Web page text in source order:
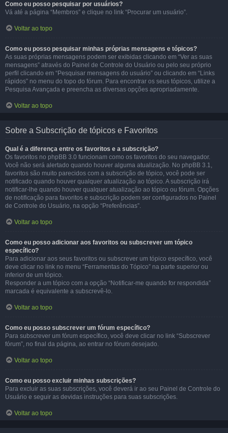
Como eu posso pesquisar por usuários?
Vá até a página “Membros” e clique no link “Procurar um usuário”.
Voltar ao topo
Como eu posso pesquisar minhas próprias mensagens e tópicos?
As suas próprias mensagens podem ser exibidas clicando em “Ver as suas
mensagens” através do Painel de Controle do Usuário ou pelo seu próprio
perfil clicando em “Pesquisar mensagens do usuário” ou clicando em “Links
rápidos” no menu do topo do fórum. Para encontrar os seus tópicos, utilize a
Pesquisa Avançada e preencha as diversas opções apropriadamente.
Voltar ao topo
Sobre a Subscrição de tópicos e Favoritos
Qual é a diferença entre os favoritos e a subscrição?
Os favoritos no phpBB 3.0 funcionam como os favoritos do seu navegador.
Você não será alertado quando houver alguma atualização. No phpBB 3.1,
favoritos são muito parecidos com a subscrição de tópico, você pode ser
notificado quando houver qualquer atualização ao tópico. A subscrição irá
notificar-lhe quando houver qualquer atualização ao tópico ou fórum. Opções
de notificação para favoritos e subscrição podem ser configurados no Painel
de Controle do Usuário, na opção “Preferências”.
Voltar ao topo
Como eu posso adicionar aos favoritos ou subscrever um tópico
específico?
Para adicionar aos seus favoritos ou subscrever um tópico específico, você
deve clicar no link no menu “Ferramentas do Tópico” na parte superior ou
inferior de um tópico.
Responder a um tópico com a opção “Notificar-me quando for respondida”
marcada é equivalente a subscrevê-lo.
Voltar ao topo
Como eu posso subscrever um fórum específico?
Para subscrever um fórum específico, você deve clicar no link “Subscrever
fórum”, no final da página, ao entrar no fórum desejado.
Voltar ao topo
Como eu posso excluir minhas subscrições?
Para excluir as suas subscrições, você deverá ir ao seu Painel de Controle do
Usuário e seguir as devidas instruções para suas subscrições.
Voltar ao topo